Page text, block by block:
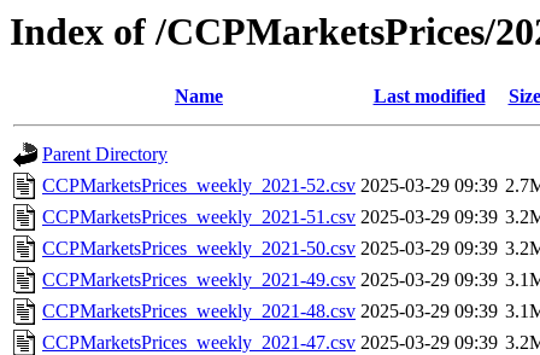
Index of /CCPMarketsPrices/
Name Last modified Size
Parent Directory
CCPMarketsPrices_weekly_2021-52.csv 2025-03-29 09:39
CCPMarketsPrices_weekly_2021-51.csv 2025-03-29 09:39
CCPMarketsPrices_weekly_2021-50.csv 2025-03-29 09:39
CCPMarketsPrices_weekly_2021-49.csv 2025-03-29 09:39
CCPMarketsPrices_weekly_2021-48.csv 2025-03-29 09:39
CCPMarketsPrices_weekly_2021-47.csv 2025-03-29 09:39